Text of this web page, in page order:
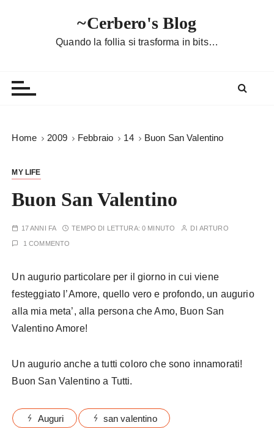
~Cerbero's Blog
Quando la follia si trasforma in bits…
Home 2009 Febbraio 14 Buon San Valentino
MY LIFE
Buon San Valentino
17 ANNI FA TEMPO DI LETTURA: 0 MINUTO DI ARTURO
1 COMMENTO
Un augurio particolare per il giorno in cui viene
festeggiato l’Amore, quello vero e profondo, un augurio
alla mia meta’, alla persona che Amo, Buon San
Valentino Amore!
Un augurio anche a tutti coloro che sono innamorati!
Buon San Valentino a Tutti.
Auguri san valentino